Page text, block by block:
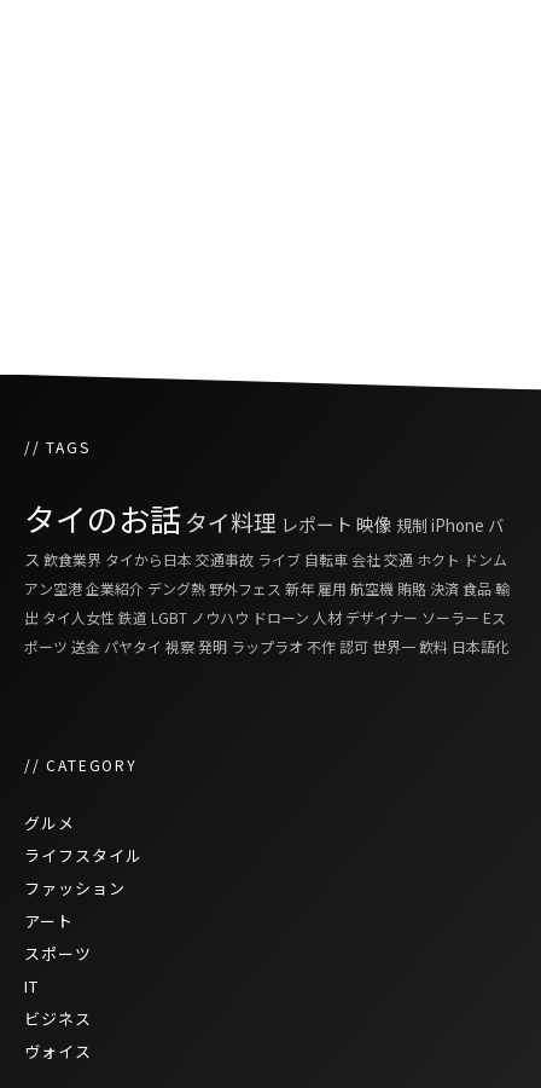
// TAGS
タイのお話タイ料理 レポート 映像 規制 iPhone バ
ス 飲食業界 タイから日本 交通事故 ライブ 自転車会社交通 ホクト ドンム
アン空港企業紹介 デング熱 野外フェス 新年 雇用 航空機 賄賂 決済食品輸
出 タイ人女性 鉄道 LGBT ノウハウ ドローン 人材 デザイナー ソーラー Eス
ポーツ 送金 パヤタイ 視察発明 ラップラオ 不作認可世界一飲料 日本語化
// CATEGORY
グルメ
ライフスタイル
ファッション
アート
スポーツ
IT
ビジネス
ヴォイス